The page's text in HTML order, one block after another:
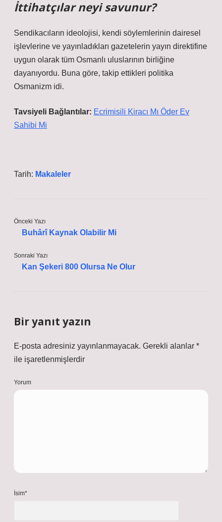
İttihatçılar neyi savunur?
Sendikacıların ideolojisi, kendi söylemlerinin dairesel
işlevlerine ve yayınladıkları gazetelerin yayın direktifine
uygun olarak tüm Osmanlı uluslarının birliğine
dayanıyordu. Buna göre, takip ettikleri politika
Osmanizm idi.
Tavsiyeli Bağlantılar: Ecrimisili Kiracı Mı Öder Ev
Sahibi Mi
Tarih: Makaleler
Önceki Yazı
Buhârî Kaynak Olabilir Mi
Sonraki Yazı
Kan Şekeri 800 Olursa Ne Olur
Bir yanıt yazın
E-posta adresiniz yayınlanmayacak. Gerekli alanlar *
ile işaretlenmişlerdir
Yorum
İsim*